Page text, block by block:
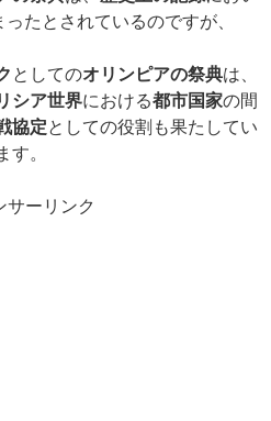
ったとされているのですが、
としてのオリンピアの祭典は、
シア世界における都市国家の間
協定としての役割も果たしてい
す。
サーリンク